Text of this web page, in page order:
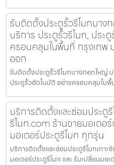
รับติดตั้งประตูรั้วรีโมทบาง
บริการ ประตูรั้วรีโมท, ประ
ครอบคลุมในพื้นที่ กรุงเทพ
ออก
รับติดตั้งประตูรั้วรีโมทบางกอกใหญ่ บ
ประตูรั้วอัตโนมัติ อย่างครอบคลุมในพื้
บริการติดตั้งและซ่อมประตู
รีโมท.com ร้านขายมอเตอ
มอเตอร์ประตูรีโมท ทุกรุ่น
บริการติดตั้งและซ่อมประตูรีโมทเกาะ
มอเตอร์ประตูรีโมท และ รับเปลี่ยนมอ